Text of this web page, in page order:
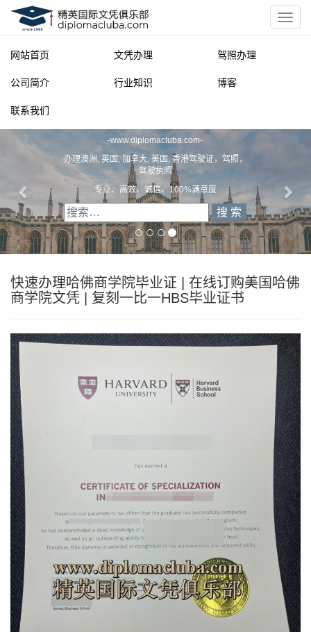
网站首页 文凭办理 驾照办理
公司简介 行业知识 博客
联系我们
-www.diplomacluba.com-
办理澳洲, 英国, 加拿大, 美国, 香港驾驶证，驾照，
驾驶执照
专业、高效、诚信、100%满意度
快速办理哈佛商学院毕业证 | 在线订购美国哈佛
商学院文凭 | 复刻一比一HBS毕业证书